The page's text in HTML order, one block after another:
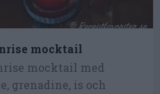
mocktail
mocktail med
grenadine, is och